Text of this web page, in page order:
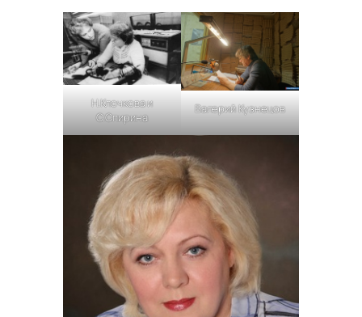
Н.Клочкова и
С.Спирина
Валерий Кузнецов